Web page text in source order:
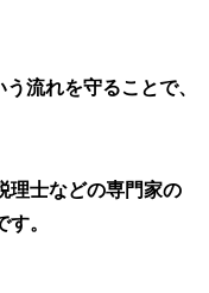
流れを守ることで、
理士などの専門家の
。